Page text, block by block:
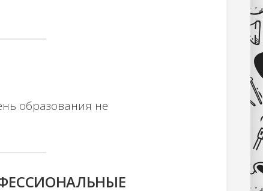
образования не